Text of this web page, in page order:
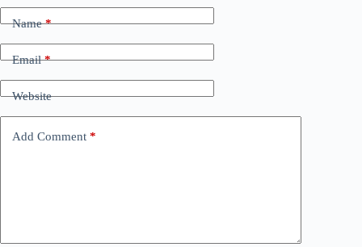
Name*
Email*
Website
Add Comment *